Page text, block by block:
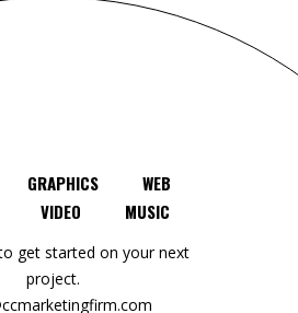
GRAPHICS
WEB
VIDEO MUSIC
get started on your next
project.